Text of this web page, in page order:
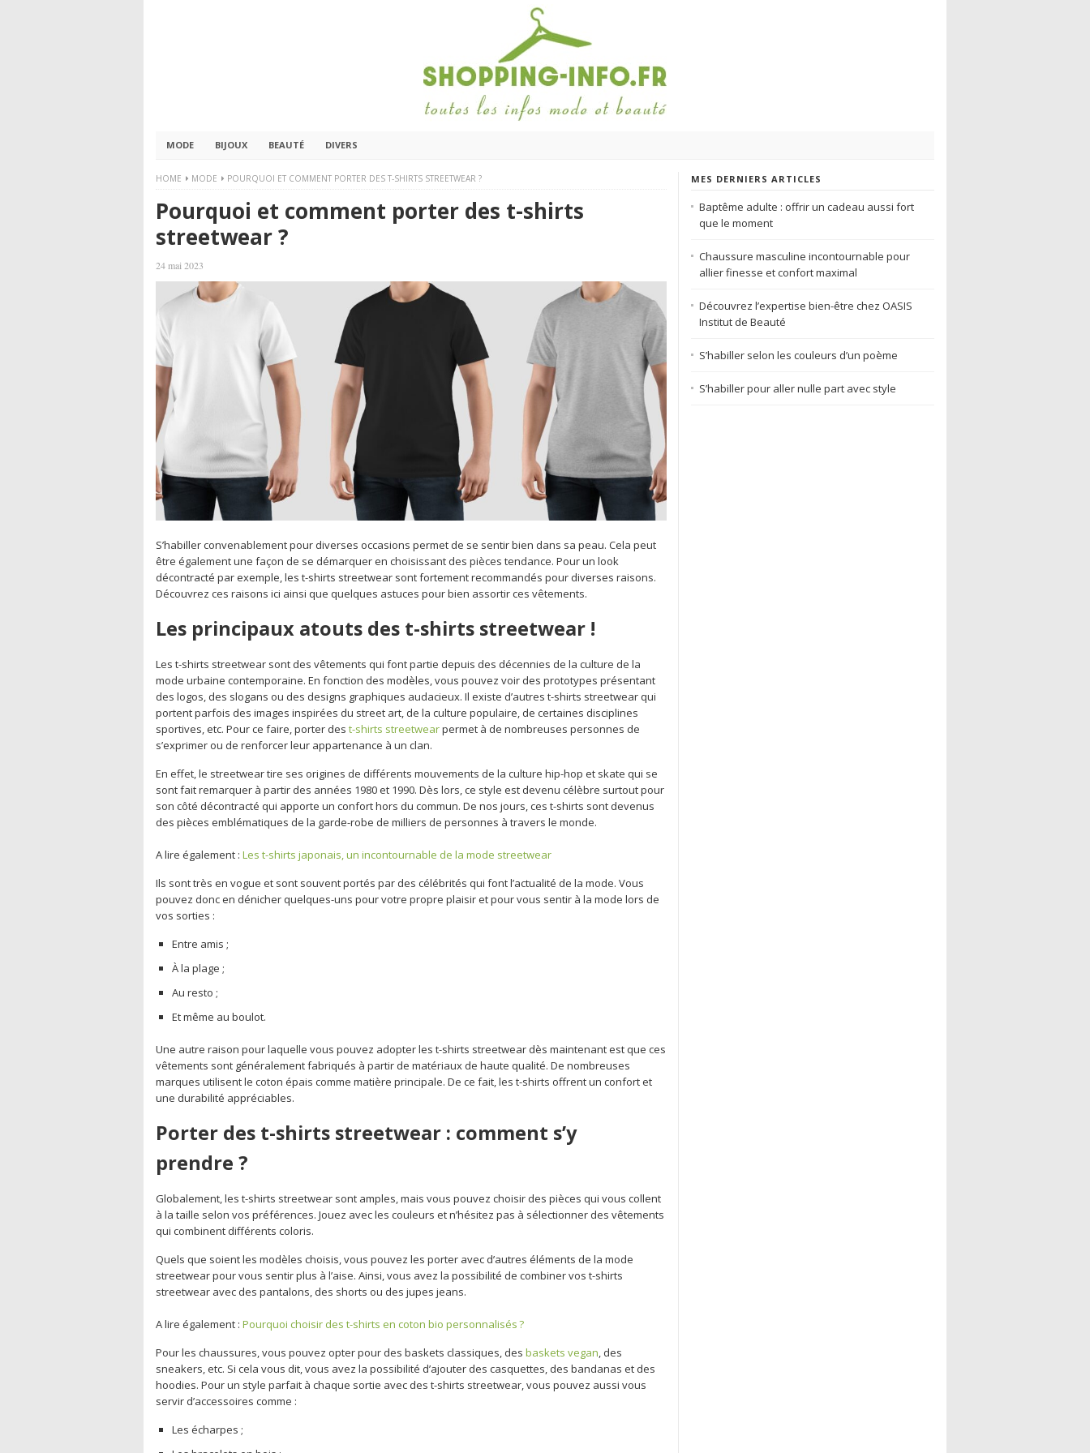
MODE BIJOUX BEAUTÉ DIVERS
HOME MODE POURQUOI ET COMMENT PORTER DES T-SHIRTS STREETWEAR ?
Pourquoi et comment porter des t-shirts
streetwear ?
24 mai 2023
S’habiller convenablement pour diverses occasions permet de se sentir bien dans sa peau. Cela peut
être également une façon de se démarquer en choisissant des pièces tendance. Pour un look
décontracté par exemple, les t-shirts streetwear sont fortement recommandés pour diverses raisons.
Découvrez ces raisons ici ainsi que quelques astuces pour bien assortir ces vêtements.
Les principaux atouts des t-shirts streetwear !
Les t-shirts streetwear sont des vêtements qui font partie depuis des décennies de la culture de la
mode urbaine contemporaine. En fonction des modèles, vous pouvez voir des prototypes présentant
des logos, des slogans ou des designs graphiques audacieux. Il existe d’autres t-shirts streetwear qui
portent parfois des images inspirées du street art, de la culture populaire, de certaines disciplines
sportives, etc. Pour ce faire, porter des t-shirts streetwearpermet à de nombreuses personnes de
s’exprimer ou de renforcer leur appartenance à un clan.
En effet, le streetwear tire ses origines de différents mouvements de la culture hip-hop et skate qui se
sont fait remarquer à partir des années 1980 et 1990. Dès lors, ce style est devenu célèbre surtout pour
son côté décontracté qui apporte un confort hors du commun. De nos jours, ces t-shirts sont devenus
des pièces emblématiques de la garde-robe de milliers de personnes à travers le monde.
A lire également : Les t-shirts japonais, un incontournable de la mode streetwear
Ils sont très en vogue et sont souvent portés par des célébrités qui font l’actualité de la mode. Vous
pouvez donc en dénicher quelques-uns pour votre propre plaisir et pour vous sentir à la mode lors de
vos sorties :
Entre amis ;
À la plage ;
Au resto ;
Et même au boulot.
Une autre raison pour laquelle vous pouvez adopter les t-shirts streetwear dès maintenant est que ces
vêtements sont généralement fabriqués à partir de matériaux de haute qualité. De nombreuses
marques utilisent le coton épais comme matière principale. De ce fait, les t-shirts offrent un confort et
une durabilité appréciables.
Porter des t-shirts streetwear : comment s’y
prendre ?
Globalement, les t-shirts streetwear sont amples, mais vous pouvez choisir des pièces qui vous collent
à la taille selon vos préférences. Jouez avec les couleurs et n’hésitez pas à sélectionner des vêtements
qui combinent différents coloris.
Quels que soient les modèles choisis, vous pouvez les porter avec d’autres éléments de la mode
streetwear pour vous sentir plus à l’aise. Ainsi, vous avez la possibilité de combiner vos t-shirts
streetwear avec des pantalons, des shorts ou des jupes jeans.
A lire également : Pourquoi choisir des t-shirts en coton bio personnalisés ?
Pour les chaussures, vous pouvez opter pour des baskets classiques, des baskets vegan, des
sneakers, etc. Si cela vous dit, vous avez la possibilité d’ajouter des casquettes, des bandanas et des
hoodies. Pour un style parfait à chaque sortie avec des t-shirts streetwear, vous pouvez aussi vous
servir d’accessoires comme :
Les écharpes ;
MES DERNIERS ARTICLES
Baptême adulte : offrir un cadeau aussi fort
que le moment
Chaussure masculine incontournable pour
allier finesse et confort maximal
Découvrez l’expertise bien-être chez OASIS
Institut de Beauté
S’habiller selon les couleurs d’un poème
S’habiller pour aller nulle part avec style